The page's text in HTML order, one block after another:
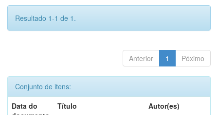
Resultado 1-1 de 1.
Anterior 1 Póximo
Conjunto de itens:
Data do
Título Autor(es)